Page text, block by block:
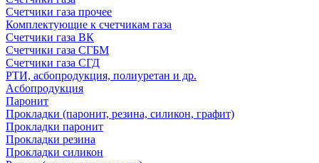
Счетчики газа прочее
Комплектующие к счетчикам газа
Счетчики газа ВК
Счетчики газа СГБМ
Счетчики газа СГД
РТИ, асбопродукция, полиуретан и др.
Асбопродукция
Паронит
Прокладки (паронит, резина, силикон, графит)
Прокладки паронит
Прокладки резина
Прокладки силикон